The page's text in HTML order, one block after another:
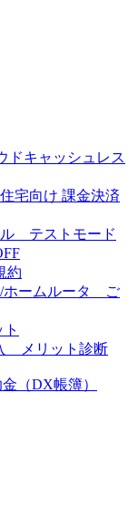
ドキャッシュレス
宅向け 課金決済
ル テストモード
約
/ホームルータ ご
メリット診断
（DX帳簿）